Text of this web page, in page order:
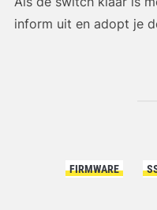
inform uit en adopt je
FIRMWARE